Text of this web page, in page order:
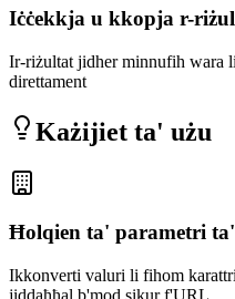
Iċċekkja u kkopja r-
Ir-riżultat jidher minnufih wara
direttament
Każijiet ta' użu
Ħolqien ta' parametri
Ikkonverti valuri li fihom